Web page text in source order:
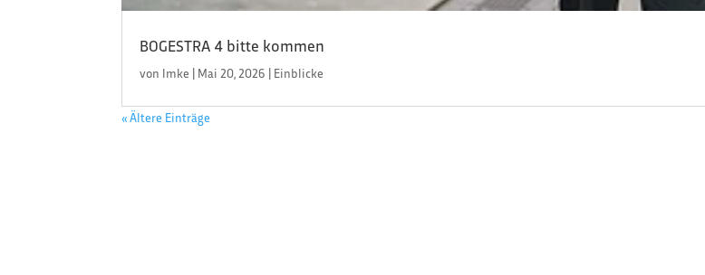
BOGESTRA 4 bitte kommen
von Imke | Mai 20, 2026 | Einblicke
« Ältere Einträge